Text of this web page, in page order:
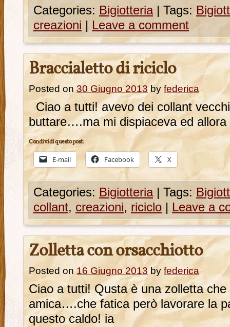
Categories: Bigiotteria | Tags:
creazioni | Leave a comment
Braccialetto di riciclo
Posted on 30 Giugno 2013 by federica
Ciao a tutti! avevo dei collant
buttare….ma mi dispiaceva ed
Condividi questo post:
E-mail Facebook X
Categories: Bigiotteria | Tags:
collant, creazioni, riciclo | Leave a
Zolletta con orsacchiotto
Posted on 16 Giugno 2013 by federica
Ciao a tutti! Qusta è una zolletta
amica….che fatica però lavorare la
questo caldo! ia